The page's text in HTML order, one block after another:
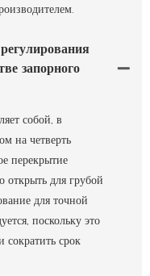
запорного
собой, в
на четверть
перекрытие
открыть для грубой
для точной
поскольку это
сократить срок